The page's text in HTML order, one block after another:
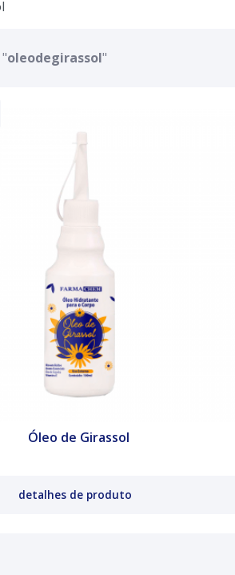
oleodegirassol"
Óleo de Girassol
detalhes de produto